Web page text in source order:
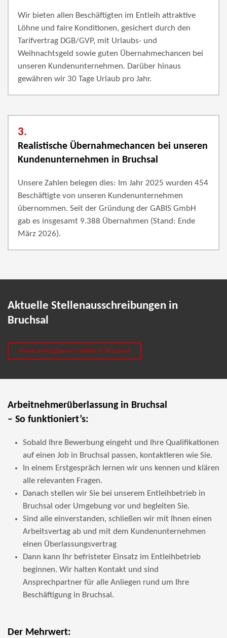
Wir bieten allen Beschäftigten im Entleih attraktive
Löhne und faire Konditionen, gesichert durch den
Tarifvertrag DGB/GVP, mit Urlaubs- und
Weihnachtsgeld sowie guten Übernahmechancen bei
unseren Kundenunternehmen. Darüber hinaus
gewähren wir 30 Tage Urlaub pro Jahr.
3.
Realistische Übernahmechancen bei unseren
Kundenunternehmen in Bruchsal
Unsere Zahlen belegen dies: Im Jahr 2025 wurden 454
Beschäftigte von unseren Kundenunternehmen
übernommen. Seit der Gründung der GABIS GmbH
gab es insgesamt 9.388 Übernahmen (Stand: Ende
März 2026).
Aktuelle Stellenausschreibungen in
Bruchsal
Keine verfügbaren Stellen in Bruchsal
Arbeitnehmerüberlassung in Bruchsal
– So funktioniert’s:
Sobald Ihre Bewerbung eingeht und Ihre Qualifikationen
auf einen Job in Bruchsal passen, kontaktieren wie Sie.
In einem Erstgespräch lernen wir uns kennen und klären
alle relevanten Fragen.
Danach stellen wir Sie bei unserem Entleihbetrieb in
Bruchsal oder Umgebung vor und begleiten Sie.
Sind alle einverstanden, schließen wir mit Ihnen einen
Arbeitsvertag ab und mit dem Kundenunternehmen
einen Überlassungsvertrag
Dann kann Ihr befristeter Einsatz im Entleihbetrieb
beginnen. Wir halten Kontakt und sind
Ansprechpartner für alle Anliegen rund um Ihre
Beschäftigung in Bruchsal.
Der Mehrwert: